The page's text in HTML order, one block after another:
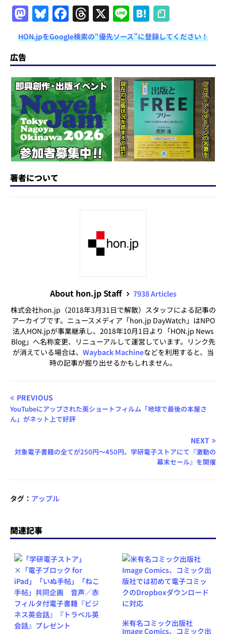
M
a
st
o
d
o
n
Bl
u
e
s
k
y
F
a
c
e
b
o
o
k
T
h
re
a
d
s
X Li
n
e
H
at
e
n
a
HON.jpをGoogle検索の“優先ソース”に登録してください！
広告
著者について
About hon.jp Staff
7938 Articles
株式会社hon.jp（2018年3月31日で解散）スタッフによる記事の
アーカイブです。ニュースメディア「hon.jp DayWatch」はNPO
法人HON.jpが事業継承し、2018年10月1日より「HON.jp News
Blog」へ名称変更、リニューアルして運営しています。リンク先
が消えている場合は、 Wayback Machineなどを利用すると、当
時の記事が掘り出せるかもしれません。
PREVIOUS
YouTubeにアップされた英ショートフィルム「地球で最後の本屋さ
ん」がネット上で好評
NEXT
対象電子書籍の全てが250円〜450円。学研電子ストアにて『激動の
幕末セール』を開催
タグ： アップル
関連記事
米有名コミック出版社
Image Comics、コミック出